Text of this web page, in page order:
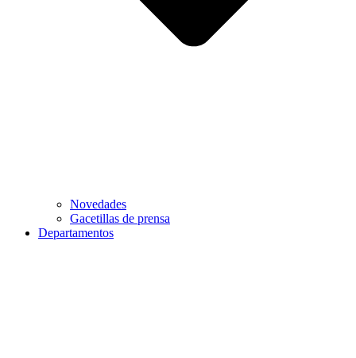
Novedades
Gacetillas de prensa
Departamentos